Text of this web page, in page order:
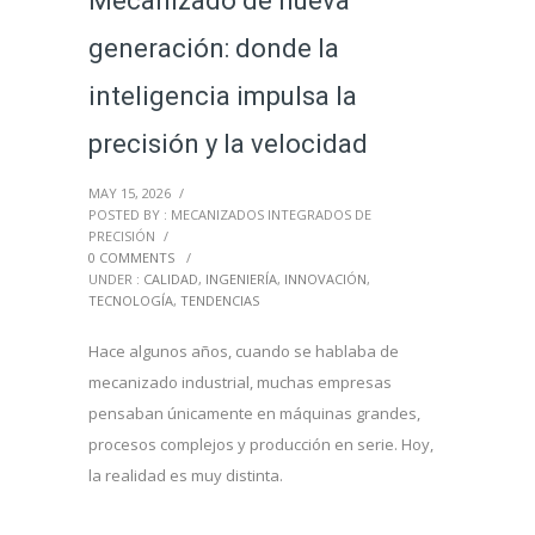
generación: donde la
inteligencia impulsa la
precisión y la velocidad
MAY 15, 2026 /
POSTED BY : MECANIZADOS INTEGRADOS DE
PRECISIÓN /
0 COMMENTS
/
UNDER : CALIDAD, INGENIERÍA, INNOVACIÓN,
TECNOLOGÍA, TENDENCIAS
Hace algunos años, cuando se hablaba de
mecanizado industrial, muchas empresas
pensaban únicamente en máquinas grandes,
procesos complejos y producción en serie. Hoy,
la realidad es muy distinta.